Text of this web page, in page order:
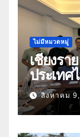
ไม่มีหมวดหมู่
เชียงรา
ประเท
อาเซีย
หารืออ
ท่ามกล
สิงหาคม